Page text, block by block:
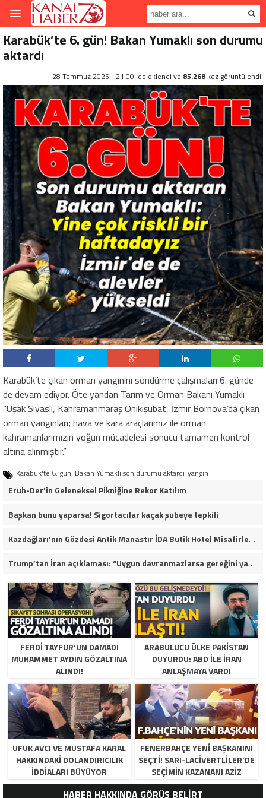
Karabük’te 6. gün! Bakan Yumaklı son durumu
aktardı
28 Temmuz 2025 - 21:00 'de eklendi ve 85.268 kez görüntülendi.
Karabük’te çıkan orman yangınını söndürme çalışmaları 6. günde
de devam ediyor. Öte yandan Tarım ve Orman Bakanı Yumaklı
“Uşak Sivaslı, Kahramanmaraş Onikişubat, İzmir Bornova’da çıkan
orman yangınları; hava ve kara araçlarımız ile orman
kahramanlarımızın yoğun mücadelesi sonucu tamamen kontrol
altına alınmıştır.”
Karabük'te 6. gün! Bakan Yumaklı son durumu aktardı yangın
Eruh-Der’in Geleneksel Pikniğine Rekor Katılım
Başkan bunu yaparsa! Sigortacılar kaçak şubeye tepkili
Kazdağları’nın Gözdesi Antik Manastır İDA Butik Hotel Misafirlerinden Tam Not Alıyor
Trump’tan İran açıklaması: “Uygun davranmazlarsa gereğini yaparım”
FERDI TAYFUR’UN DAMADI
MUHAMMET AYDIN GÖZALTINA
ALINDI!
ARABULUCU ÜLKE PAKISTAN
DUYURDU: ABD ILE İRAN
ANLAŞMAYA VARDI
UFUK AVCI VE MUSTAFA KARAL
HAKKINDAKI DOLANDIRICILIK
İDDIALARI BÜYÜYOR
FENERBAHÇE YENI BAŞKANINI
SEÇTI! SARI-LACIVERTLILER’DE
SEÇIMIN KAZANANI AZIZ
YILDIRIM OLDU
HABER HAKKINDA GÖRÜŞ BELİRT